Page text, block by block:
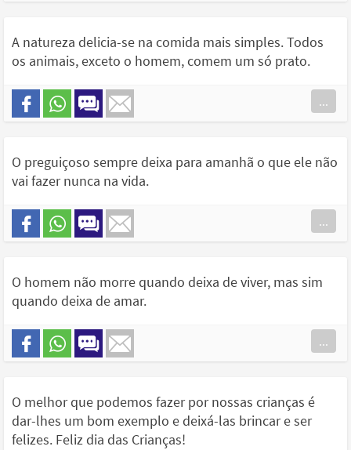
A natureza delicia-se na comida mais simples. Todos
os animais, exceto o homem, comem um só prato.
...
O preguiçoso sempre deixa para amanhã o que ele não
vai fazer nunca na vida.
...
O homem não morre quando deixa de viver, mas sim
quando deixa de amar.
...
O melhor que podemos fazer por nossas crianças é
dar-lhes um bom exemplo e deixá-las brincar e ser
felizes. Feliz dia das Crianças!